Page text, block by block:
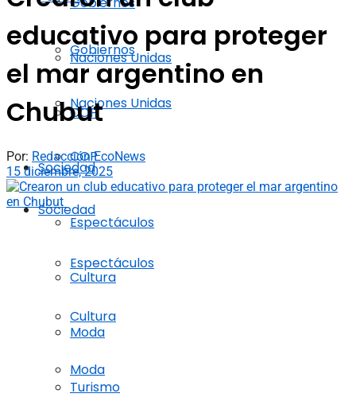
Naciones Unidas
COP
Sociedad
Espectáculos
Cultura
Moda
Turismo
Gobiernos
Naciones Unidas
COP
Sociedad
Espectáculos
Cultura
Moda
educativo para proteger
el mar argentino en
Chubut
Por: Redacción EcoNews
15 diciembre, 2025